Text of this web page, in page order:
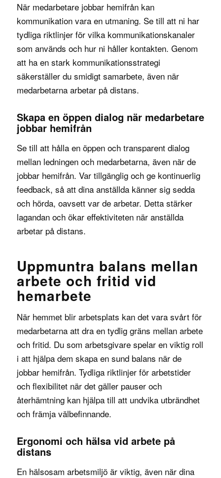
När medarbetare jobbar hemifrån kan
kommunikation vara en utmaning. Se till att ni har
tydliga riktlinjer för vilka kommunikationskanaler
som används och hur ni håller kontakten. Genom
att ha en stark kommunikationsstrategi
säkerställer du smidigt samarbete, även när
medarbetarna arbetar på distans.
Skapa en öppen dialog när medarbetare
jobbar hemifrån
Se till att hålla en öppen och transparent dialog
mellan ledningen och medarbetarna, även när de
jobbar hemifrån. Var tillgänglig och ge kontinuerlig
feedback, så att dina anställda känner sig sedda
och hörda, oavsett var de arbetar. Detta stärker
lagandan och ökar effektiviteten när anställda
arbetar på distans.
Uppmuntra balans mellan
arbete och fritid vid
hemarbete
När hemmet blir arbetsplats kan det vara svårt för
medarbetarna att dra en tydlig gräns mellan arbete
och fritid. Du som arbetsgivare spelar en viktig roll
i att hjälpa dem skapa en sund balans när de
jobbar hemifrån. Tydliga riktlinjer för arbetstider
och flexibilitet när det gäller pauser och
återhämtning kan hjälpa till att undvika utbrändhet
och främja välbefinnande.
Ergonomi och hälsa vid arbete på
distans
En hälsosam arbetsmiljö är viktig, även när dina